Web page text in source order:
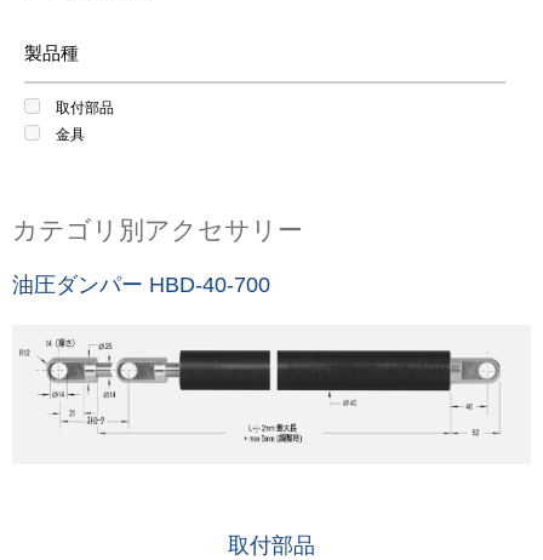
製品種
取付部品
金具
カテゴリ別アクセサリー
油圧ダンパー HBD-40-700
取付部品